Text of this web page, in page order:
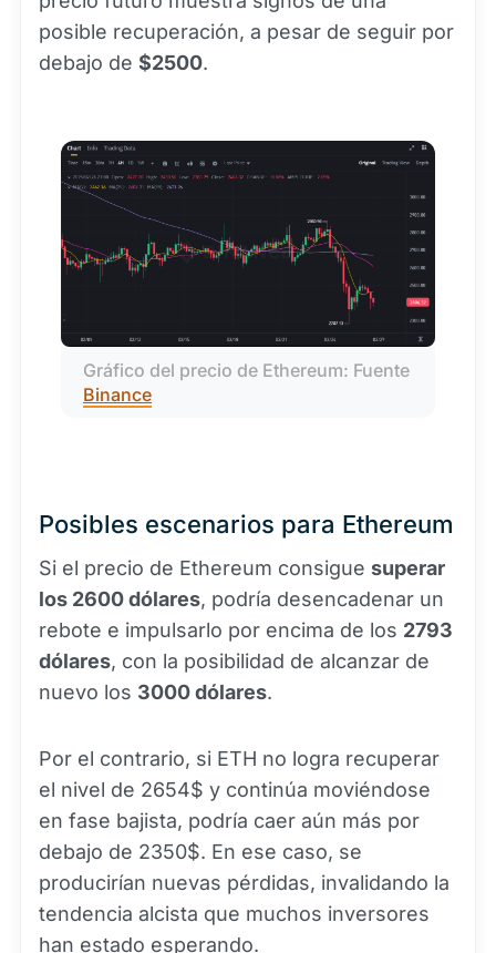
posible recuperación, a pesar de seguir por
debajo de $2500.
Binance
Posibles escenarios para Ethereum
Si el precio de Ethereum consigue superar
los 2600 dólares, podría desencadenar un
rebote e impulsarlo por encima de los 2793
dólares, con la posibilidad de alcanzar de
nuevo los 3000 dólares.
Por el contrario, si ETH no logra recuperar
el nivel de 2654$ y continúa moviéndose
en fase bajista, podría caer aún más por
debajo de 2350$. En ese caso, se
producirían nuevas pérdidas, invalidando la
tendencia alcista que muchos inversores
han estado esperando.